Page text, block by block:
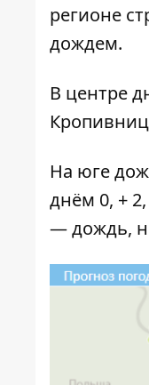
регионе
дождем.
В центре
На юге
днём 0, +
— дождь,